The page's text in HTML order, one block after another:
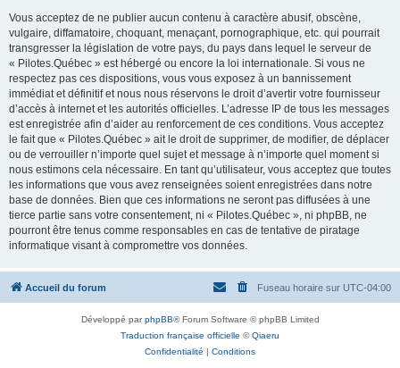
Vous acceptez de ne publier aucun contenu à caractère abusif, obscène,
vulgaire, diffamatoire, choquant, menaçant, pornographique, etc. qui pourrait
transgresser la législation de votre pays, du pays dans lequel le serveur de
« Pilotes.Québec » est hébergé ou encore la loi internationale. Si vous ne
respectez pas ces dispositions, vous vous exposez à un bannissement
immédiat et définitif et nous nous réservons le droit d’avertir votre fournisseur
d’accès à internet et les autorités officielles. L’adresse IP de tous les messages
est enregistrée afin d’aider au renforcement de ces conditions. Vous acceptez
le fait que « Pilotes.Québec » ait le droit de supprimer, de modifier, de déplacer
ou de verrouiller n’importe quel sujet et message à n’importe quel moment si
nous estimons cela nécessaire. En tant qu’utilisateur, vous acceptez que toutes
les informations que vous avez renseignées soient enregistrées dans notre
base de données. Bien que ces informations ne seront pas diffusées à une
tierce partie sans votre consentement, ni « Pilotes.Québec », ni phpBB, ne
pourront être tenus comme responsables en cas de tentative de piratage
informatique visant à compromettre vos données.
Accueil du forum Fuseau horaire sur UTC-04:00
Développé parphpBB® Forum Software © phpBB Limited
Traduction française officielle ©Qiaeru
Confidentialité | Conditions